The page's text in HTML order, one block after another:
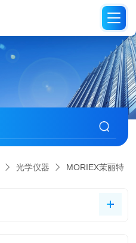
光学仪器 MORIEX茉丽特